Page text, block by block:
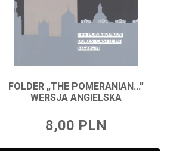
FOLDER „THE POMERANIAN...”
WERSJA ANGIELSKA
8,00 PLN